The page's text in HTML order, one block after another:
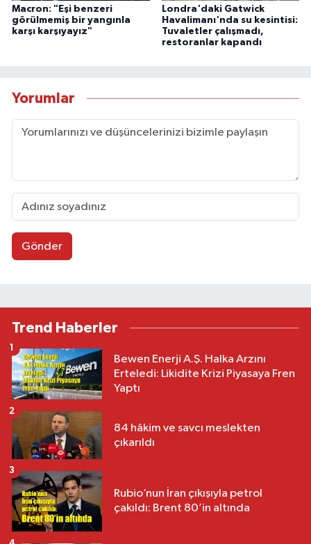
Macron: "Eşi benzeri
görülmemiş bir yangınla
karşı karşıyayız"
Londra'daki Gatwick
Havalimanı'nda su kesintisi:
Tuvaletler çalışmadı,
restoranlar kapandı
Yorumlar
Gönder
Trend Haberler
Bewen Enerji A.Ş. Halka Arzını
Erteledi: Likidite Krizi Piyasaya Fren
Yaptı
1
84 hâkim ve savcı meslekten
çıkarıldı
2
Rubio’nun İran çıkışıyla petrol
çakıldı: Brent 80’in altında
3